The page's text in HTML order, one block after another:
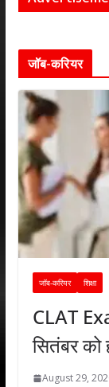
जॉब-करियर
जॉब-करियर शिक्षा
CLAT
सितंबर को
August 29,